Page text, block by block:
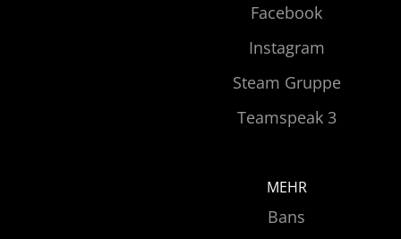
Facebook
Instagram
Steam Gruppe
Teamspeak 3
MEHR
Bans